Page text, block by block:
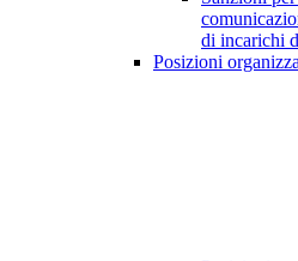
di incarichi
Posizioni